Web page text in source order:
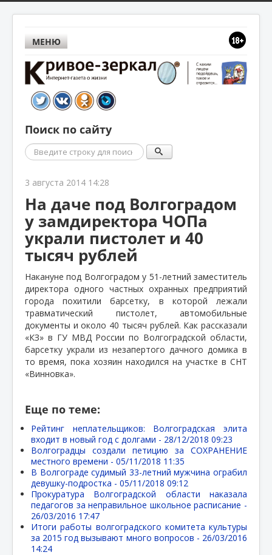
МЕНЮ
Поиск по сайту
Поиск
3 августа 2014 14:28
На даче под Волгоградом
у замдиректора ЧОПа
украли пистолет и 40
тысяч рублей
Накануне под Волгоградом у 51-летний заместитель
директора одного частных охранных предприятий
города похитили барсетку, в которой лежали
травматический пистолет, автомобильные
документы и около 40 тысяч рублей. Как рассказали
«КЗ» в ГУ МВД России по Волгоградской области,
барсетку украли из незапертого дачного домика в
то время, пока хозяин находился на участке в СНТ
«Винновка».
Еще по теме:
Рейтинг неплательщиков: Волгоградская элита
входит в новый год с долгами - 28/12/2018 09:23
Волгоградцы создали петицию за СОХРАНЕНИЕ
местного времени - 05/11/2018 11:35
В Волгограде судимый 33-летний мужчина ограбил
девушку-подростка - 05/11/2018 09:12
Прокуратура Волгоградской области наказала
педагогов за неправильное школьное расписание -
26/03/2016 17:47
Итоги работы волгоградского комитета культуры
за 2015 год вызывают много вопросов - 26/03/2016
14:24